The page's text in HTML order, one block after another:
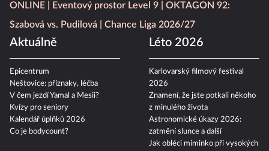
ONLINE
Eventový prostor Level 9
OKTAGON 92:
Szabová vs. Pudilová
Chance Liga 2026/27
Aktuálně
Epicentrum
Neštovice: příznaky, léčba
V čem jezdí Yamal a Mesii?
Kvízy pro seniory
Kalendář úplňků 2026
Co je bodycount?
Léto 2026
Karlovarský filmový festival
2026
Znamení, že jste potkali někoho
z minulého života
Astronomické úkazy 2026:
zatmění slunce a další
Jak obléci miminko při vysokých